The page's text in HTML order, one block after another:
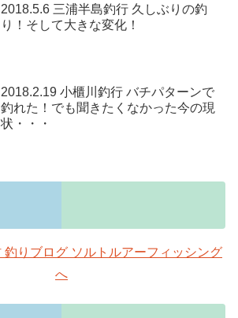
2018.5.6 三浦半島釣行 久しぶりの釣
り！そして大きな変化！
2018.2.19 小櫃川釣行 バチパターンで
釣れた！でも聞きたくなかった今の現
状・・・